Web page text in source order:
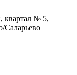
квартал № 5,